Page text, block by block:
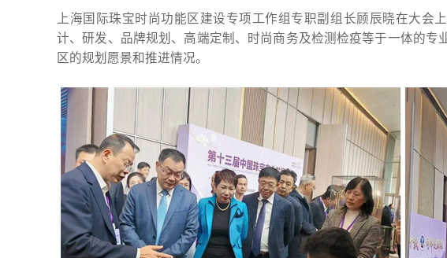
上海国际珠宝时尚功能区建设专项工作组专职副组长顾辰晓在大会
计、研发、品牌规划、高端定制、时尚商务及检测检疫等于一体的专
区的规划愿景和推进情况。